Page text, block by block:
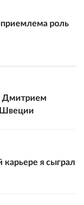
роль
Дмитрием
Швеции
я сыграл